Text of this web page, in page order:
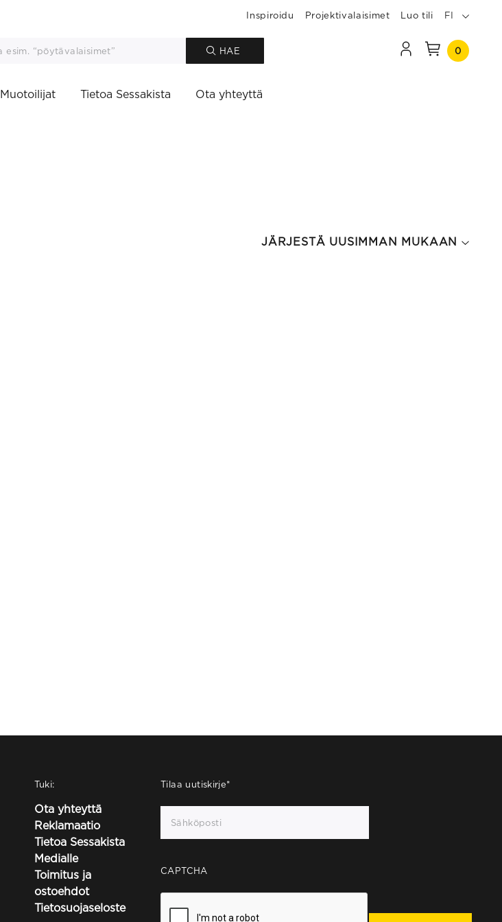
Inspiroidu Projektivalaisimet Luo tili FI
HAE 0
Muotoilijat Tietoa Sessakista Ota yhteyttä
Tuki:
Ota yhteyttä
Reklamaatio
Tietoa Sessakista
Medialle
Toimitus ja
ostoehdot
Tietosuojaseloste
Tilaa uutiskirje*
CAPTCHA